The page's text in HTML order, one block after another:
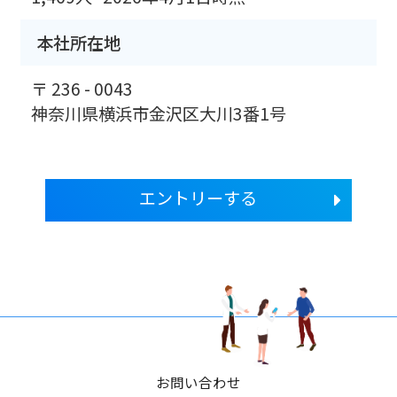
本社所在地
〒 236 - 0043
神奈川県横浜市金沢区大川3番1号
エントリーする
お問い合わせ